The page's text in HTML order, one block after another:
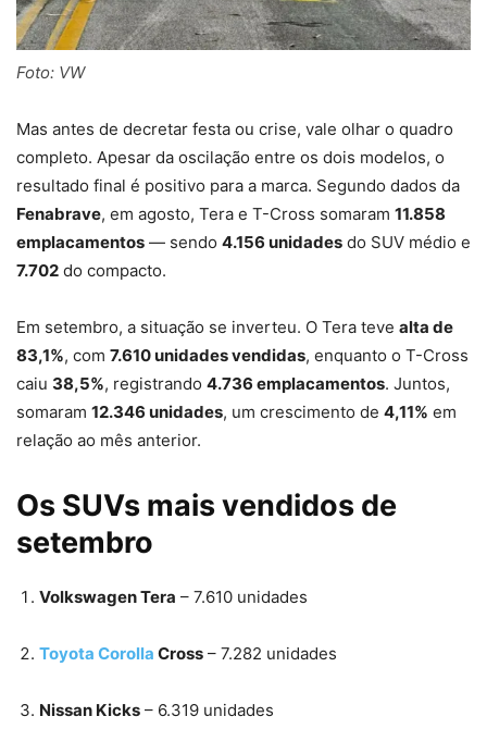
Foto: VW
Mas antes de decretar festa ou crise, vale olhar o quadro
completo. Apesar da oscilação entre os dois modelos, o
resultado final é positivo para a marca. Segundo dados da
Fenabrave, em agosto, Tera e T-Cross somaram 11.858
emplacamentos — sendo 4.156 unidades do SUV médio e
7.702 do compacto.
Em setembro, a situação se inverteu. O Tera teve alta de
83,1%, com 7.610 unidades vendidas, enquanto o T-Cross
caiu 38,5%, registrando 4.736 emplacamentos. Juntos,
somaram 12.346 unidades, um crescimento de 4,11% em
relação ao mês anterior.
Os SUVs mais vendidos de
setembro
Volkswagen Tera – 7.610 unidades
Toyota Corolla Cross – 7.282 unidades
Nissan Kicks – 6.319 unidades